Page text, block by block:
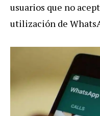
usuarios que no
utilización de